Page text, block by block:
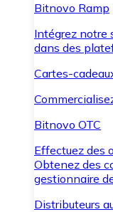
Bitnovo Ramp
Intégrez notre
dans des
Cartes-
Bitnovo OTC
Effectuez des
Obtenez des
gestionnaire
Distributeurs